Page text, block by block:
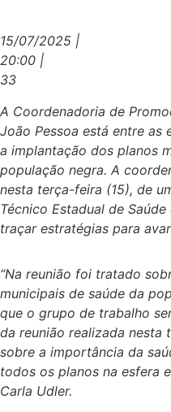
15/07/2025 |
20:00 |
33
A Coordenadoria de
João Pessoa está entre as
a implantação dos planos
população negra. A
nesta terça-feira (15), de
Técnico Estadual de
traçar estratégias para
“Na reunião foi tratado
municipais de saúde da
que o grupo de trabalho
da reunião realizada nesta
sobre a importância da
todos os planos na esfera
Carla Udler.